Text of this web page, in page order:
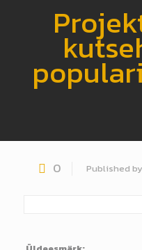
0 Published by